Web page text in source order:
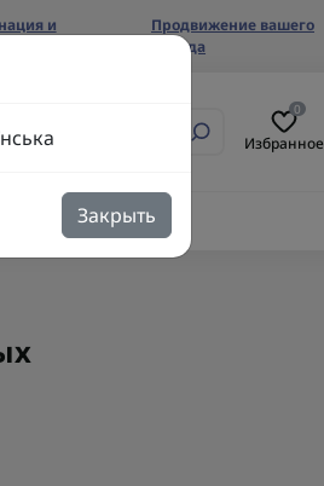
и
Продвижение вашего
бренда
0
Избранное
Закрыть